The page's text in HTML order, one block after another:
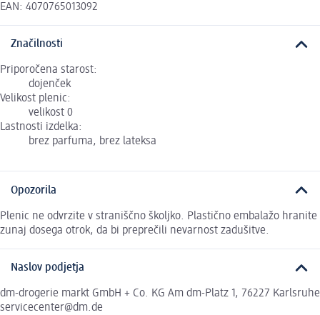
EAN: 4070765013092
Značilnosti
Priporočena starost:
dojenček
Velikost plenic:
velikost 0
Lastnosti izdelka:
brez parfuma, brez lateksa
Opozorila
Plenic ne odvrzite v straniščno školjko. Plastično embalažo hranite
zunaj dosega otrok, da bi preprečili nevarnost zadušitve.
Naslov podjetja
dm-drogerie markt GmbH + Co. KG Am dm-Platz 1, 76227 Karlsruhe
servicecenter@dm.de